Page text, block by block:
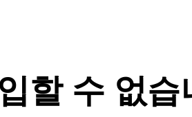
할 수 없습